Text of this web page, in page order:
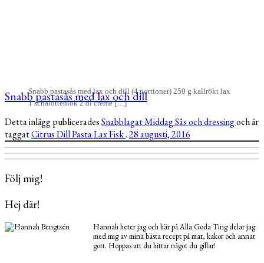
Snabb pastasås med lax och dill (4 portioner) 250 g kallrökt lax
1 schalottenlök 2 dl crème […]
Snabb pastasås med lax och dill
Detta inlägg publiceradesSnabblagatMiddagSås och dressingoch är
taggatCitrusDillPastaLaxFisk.28 augusti, 2016
Följ mig!
Hej där!
Hannah heter jag och här på Alla Goda Ting delar jag
med mig av mina bästa recept på mat, kakor och annat
gott. Hoppas att du hittar något du gillar!